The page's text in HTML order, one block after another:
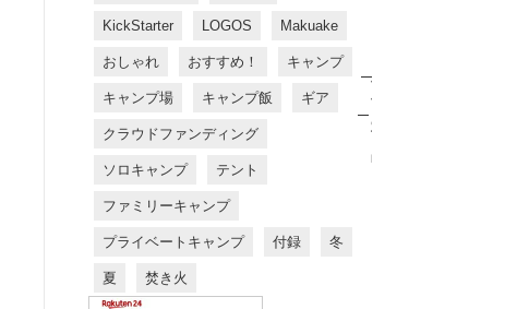
KickStarter LOGOS Makuake
おしゃれ おすすめ！ キャンプ
キャンプ場 キャンプ飯 ギア
クラウドファンディング
ソロキャンプ テント
ファミリーキャンプ
プライベートキャンプ 付録 冬
夏 焚き火
す
す
め
商
品